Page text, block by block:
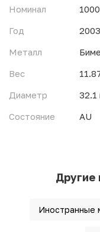
Номинал
Год
2003
Металл
Вес
Диаметр
32.1
Состояние
AU
Другие
Иностранные